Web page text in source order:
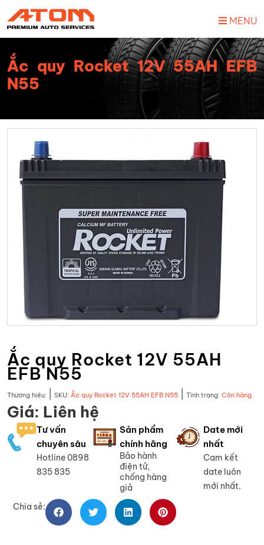
MENU
Ắc quy Rocket 12V 55AH EFB
N55
Ắc quy Rocket 12V 55AH
EFB N55
Thương hiệu: SKU: Ắc quy Rocket 12V 55AH EFB N55 Tình trạng: Còn hàng
Giá: Liên hệ
Tư vấn
chuyên sâu
Hotline 0898
835 835
Sản phẩm
chính hãng
Bảo hành
điện tử,
chống hàng
giả
Date mới
nhất
Cam kết
date luôn
mới nhất.
Chia sẻ: